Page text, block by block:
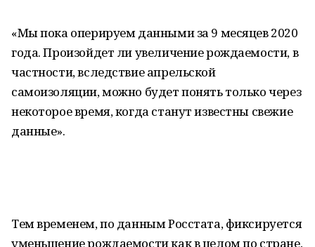
«Мы пока оперируем данными за 9 месяцев 2020
года. Произойдет ли увеличение рождаемости, в
частности, вследствие апрельской
самоизоляции, можно будет понять только через
некоторое время, когда станут известны свежие
данные».
Тем временем, по данным Росстата, фиксируется
уменьшение рождаемости как в целом по стране,